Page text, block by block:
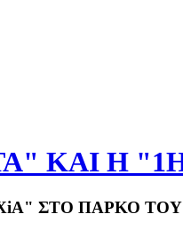
KAI H
ΣΤΟ ΠΑΡΚΟ